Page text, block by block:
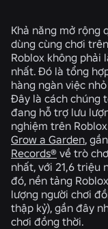
Khả năng mở rộng
dùng cùng chơi
Roblox không phải
nhất. Đó là tổng
hàng ngàn việc
Đây là cách chúng
đang hỗ trợ lưu
nghiệm trên
Grow a Garden,
Records® về trò
nhất, với 21,6 triệu
đó, nền tảng
lượng người chơi
thập kỷ), gần đây
chơi đồng thời.